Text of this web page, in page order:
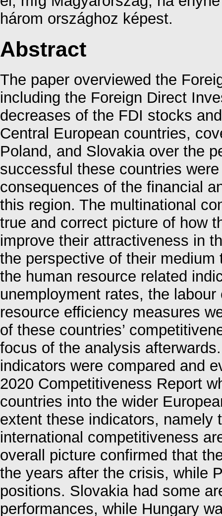
három országhoz képest.
Abstract
The paper overviewed the
including the Foreign Direct
decreases of the FDI stocks
Central European countries,
Poland, and Slovakia over the
successful these countries
consequences of the financial
this region. The multinational
true and correct picture of how
improve their attractiveness in
the perspective of their
the human resource related
unemployment rates, the
resource efficiency measures
of these countries’
focus of the analysis
indicators were compared and
2020 Competitiveness Report
countries into the wider
extent these indicators, namely
international competitiveness
overall picture confirmed that
the years after the crisis, while
positions. Slovakia had some
performances, while Hungary